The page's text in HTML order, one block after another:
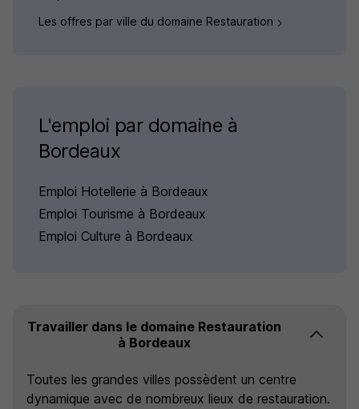
Les offres par ville du domaine Restauration
L'emploi par domaine à
Bordeaux
Emploi Hotellerie à Bordeaux
Emploi Tourisme à Bordeaux
Emploi Culture à Bordeaux
Travailler dans le domaine Restauration
à Bordeaux
Toutes les grandes villes possèdent un centre
dynamique avec de nombreux lieux de restauration.